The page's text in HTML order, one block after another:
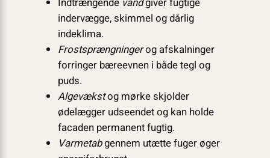
indervægge, skimmel og dårlig
indeklima.
Frostsprængningerog afskalninger
forringer bæreevnen i både tegl og
puds.
Algevækstog mørke skjolder
ødelægger udseendet og kan holde
facaden permanent fugtig.
Varmetabgennem utætte fuger øger